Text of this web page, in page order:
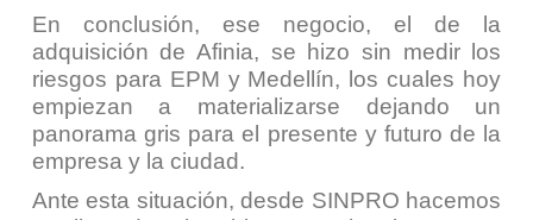
En conclusión, ese negocio, el de la
adquisición de Afinia, se hizo sin medir los
riesgos para EPM y Medellín, los cuales hoy
empiezan a materializarse dejando un
panorama gris para el presente y futuro de la
empresa y la ciudad.
Ante esta situación, desde SINPRO hacemos